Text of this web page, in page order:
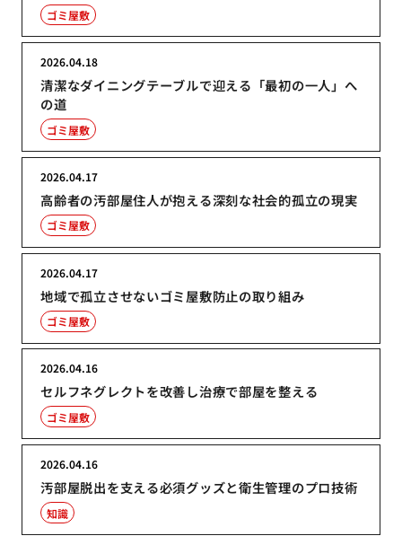
ゴミ屋敷
清潔なダイニングテーブルで迎える「最初の一人」へ
の道
2026.04.18
ゴミ屋敷
高齢者の汚部屋住人が抱える深刻な社会的孤立の現実
2026.04.17
ゴミ屋敷
地域で孤立させないゴミ屋敷防止の取り組み
2026.04.17
ゴミ屋敷
セルフネグレクトを改善し治療で部屋を整える
2026.04.16
ゴミ屋敷
汚部屋脱出を支える必須グッズと衛生管理のプロ技術
2026.04.16
知識